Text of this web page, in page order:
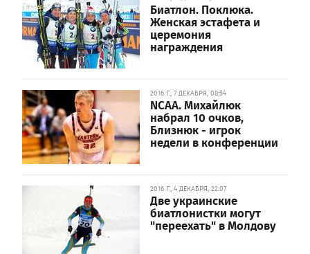
Биатлон. Поклюка.
Женская эстафета и
церемония
награждения
2016 Г., 7 ДЕКАБРЯ, 08:54
NCAA. Михайлюк
набрал 10 очков,
Близнюк - игрок
недели в конференции
2016 Г., 4 ДЕКАБРЯ, 22:07
Две украинские
биатлонистки могут
"переехать" в Молдову